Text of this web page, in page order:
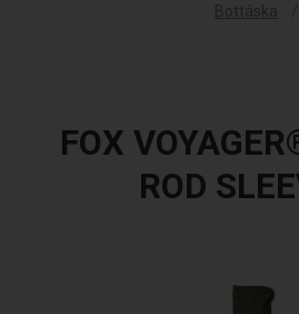
Bottáska
FOX
ROD